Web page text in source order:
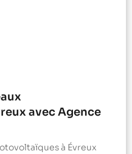
avec Agence
à Évreux